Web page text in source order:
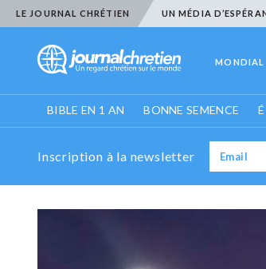
LE JOURNAL CHRÉTIEN UN MÉDIA
MONDIAL
BIBLE EN 1 AN BONNE SEMENCE
Inscription à la newsletter